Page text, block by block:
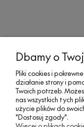
Dbamy o
Pliki cookies i
działanie strony i
Twoich potrzeb.
nas wszystkich tych
użycie plików do
"Dostosuj zgody".